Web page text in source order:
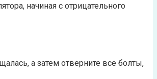
начиная с отрицательного
а затем отверните все болты,